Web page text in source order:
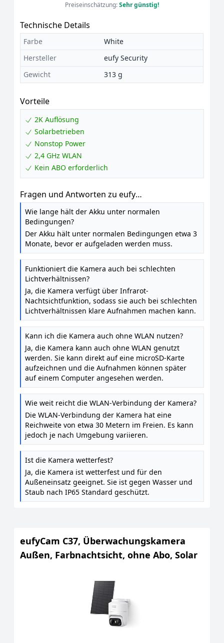
Preiseinschätzung:Sehr günstig!
Technische Details
Farbe
White
Hersteller
eufy Security
Gewicht
313 g
Vorteile
2K Auflösung
Solarbetrieben
Nonstop Power
2,4 GHz WLAN
Kein ABO erforderlich
Fragen und Antworten zu eufy
Überwachungskamera Außen S220 SoloCam,
ohne ABO, ohne ABO, 4 GHz WLAN
Wie lange hält der Akku unter normalen
Bedingungen?
Der Akku hält unter normalen Bedingungen etwa 3
Monate, bevor er aufgeladen werden muss.
Funktioniert die Kamera auch bei schlechten
Lichtverhältnissen?
Ja, die Kamera verfügt über Infrarot-
Nachtsichtfunktion, sodass sie auch bei schlechten
Lichtverhältnissen klare Aufnahmen machen kann.
Kann ich die Kamera auch ohne WLAN nutzen?
Ja, die Kamera kann auch ohne WLAN genutzt
werden. Sie kann direkt auf eine microSD-Karte
aufzeichnen und die Aufnahmen können später
auf einem Computer angesehen werden.
Wie weit reicht die WLAN-Verbindung der Kamera?
Die WLAN-Verbindung der Kamera hat eine
Reichweite von etwa 30 Metern im Freien. Es kann
jedoch je nach Umgebung variieren.
Ist die Kamera wetterfest?
Ja, die Kamera ist wetterfest und für den
Außeneinsatz geeignet. Sie ist gegen Wasser und
Staub nach IP65 Standard geschützt.
eufyCam C37, Überwachungskamera
Außen, Farbnachtsicht, ohne Abo, Solar